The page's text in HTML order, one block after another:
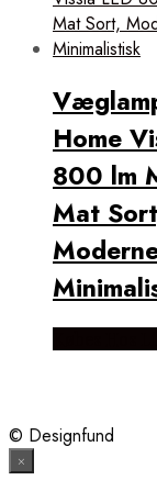
Home
800 lm
Mat
© Designfund
×